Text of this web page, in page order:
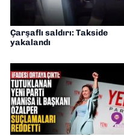
Çarşaflı saldırı: Takside
yakalandı